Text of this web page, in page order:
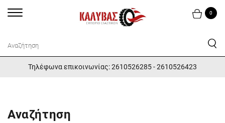
0
Τηλέφωνα επικοινωνίας: 2610526285 - 2610526423
Αναζήτηση